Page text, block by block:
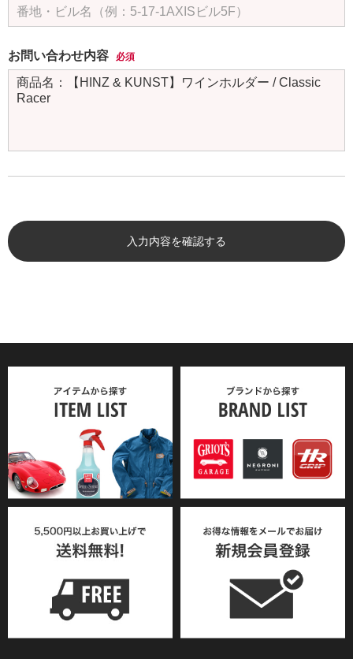
お問い合わせ内容 必須
入力内容を確認する